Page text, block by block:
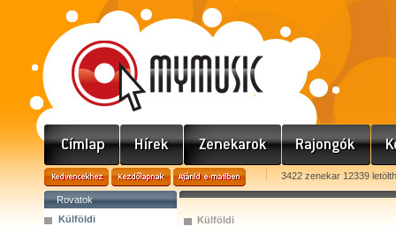
3422 zenekar 12339
Rovatok
Külföldi
Külföldi